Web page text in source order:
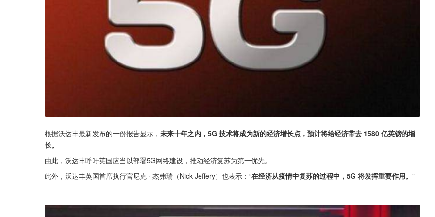
根据沃达丰最新发布的一份报告显示， 未来十年之内，5G 技术将成为新的经济增长点，预计将给经济带去 1580 亿英镑的增
长。
由此，沃达丰呼吁英国应当以部署5G网络建设，推动经济复苏为第一优先。
此外，沃达丰英国首席执行官尼克 · 杰弗瑞（Nick Jeffery）也表示：“在经济从疫情中复苏的过程中，5G 将发挥重要作用。 ”